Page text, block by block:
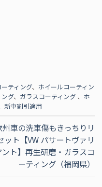
ーティング、 ホイールコーティン
グ、 ガラスコーティング 、 ホ
新車割引適用
州車の洗車傷もきっちりリ
ット【VW パサートヴァリ
ント】再生研磨・ガラスコ
ーティング（福岡県）